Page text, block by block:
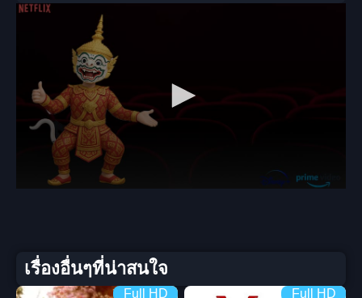
เรื่องอื่นๆที่น่าสนใจ
Full HD Full HD